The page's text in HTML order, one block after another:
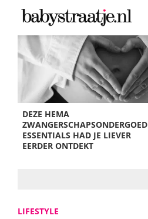
DEZE HEMA
ZWANGERSCHAPSONDERGOED
ESSENTIALS HAD JE LIEVER
EERDER ONTDEKT
LIFESTYLE